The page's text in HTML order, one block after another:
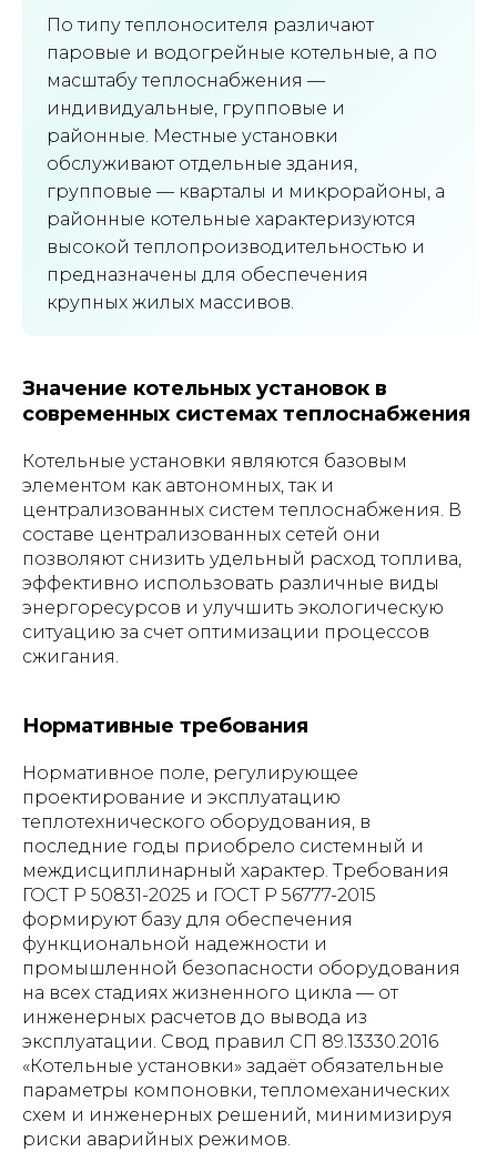
По типу теплоносителя различают
паровые и водогрейные котельные, а по
масштабу теплоснабжения —
индивидуальные, групповые и
районные. Местные установки
обслуживают отдельные здания,
групповые — кварталы и микрорайоны, а
районные котельные характеризуются
высокой теплопроизводительностью и
предназначены для обеспечения
крупных жилых массивов.
Значение котельных установок в
современных системах теплоснабжения
Котельные установки являются базовым
элементом как автономных, так и
централизованных систем теплоснабжения. В
составе централизованных сетей они
позволяют снизить удельный расход топлива,
эффективно использовать различные виды
энергоресурсов и улучшить экологическую
ситуацию за счет оптимизации процессов
сжигания.
Нормативные требования
Нормативное поле, регулирующее
проектирование и эксплуатацию
теплотехнического оборудования, в
последние годы приобрело системный и
междисциплинарный характер. Требования
ГОСТ Р 50831-2025 и ГОСТ Р 56777-2015
формируют базу для обеспечения
функциональной надежности и
промышленной безопасности оборудования
на всех стадиях жизненного цикла — от
инженерных расчетов до вывода из
эксплуатации. Свод правил СП 89.13330.2016
«Котельные установки» задаёт обязательные
параметры компоновки, тепломеханических
схем и инженерных решений, минимизируя
риски аварийных режимов.